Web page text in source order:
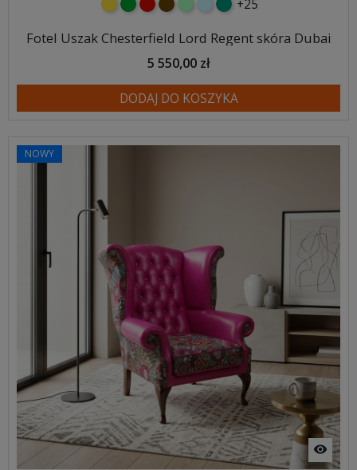
żółtyzielonyczerwony
czekoladowy
miętowybłękitny
turkusowy
+25
Fotel Uszak Chesterfield Lord Regent skóra Dubai
5 550,00 zł
DODAJ DO KOSZYKA
NOWY
visibility